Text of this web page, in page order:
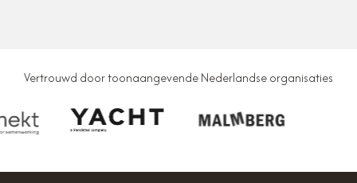
Vertrouwd door toonaangevende Nederlandse organisaties